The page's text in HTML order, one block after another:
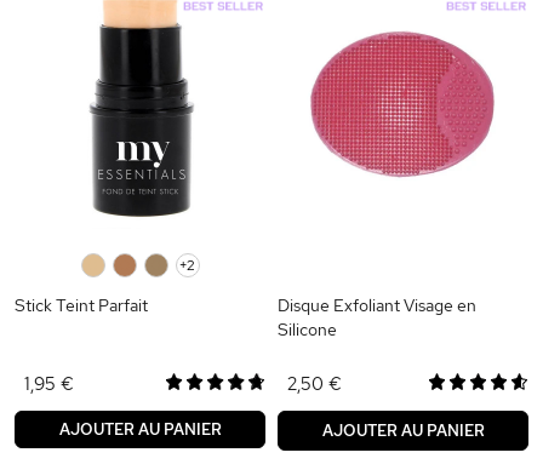
+2
Stick Teint Parfait
1,95 €
AJOUTER AU PANIER
Disque Exfoliant Visage en
Silicone
2,50 €
AJOUTER AU PANIER